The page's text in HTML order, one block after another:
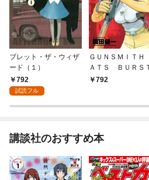
ブレット・ザ・ウィザ
ード（１）
792
試読フル
ＧＵＮＳＭＩＴ
ＡＴＳ ＢＵＲＳ
（１）
792
講談社のおすすめ本